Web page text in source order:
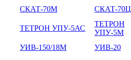
СКАТ-70М СКАТ-70Ц
ТЕТРОН УПУ-5АС
ТЕТРОН
УПУ-5М
УИВ-150/18М УИВ-20